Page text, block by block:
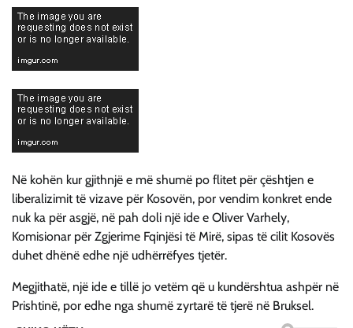
Në kohën kur gjithnjë e më shumë po flitet për çështjen e
liberalizimit të vizave për Kosovën, por vendim konkret ende
nuk ka për asgjë, në pah doli një ide e Oliver Varhely,
Komisionar për Zgjerime Fqinjësi të Mirë, sipas të cilit Kosovës
duhet dhënë edhe një udhërrëfyes tjetër.
Megjithatë, një ide e tillë jo vetëm që u kundërshtua ashpër në
Prishtinë, por edhe nga shumë zyrtarë të tjerë në Bruksel.